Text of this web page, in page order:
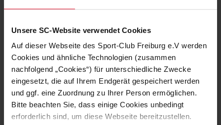
Unsere SC-Website verwendet Cookies
Auf dieser Webseite des Sport-Club Freiburg e.V werden
Cookies und ähnliche Technologien (zusammen
nachfolgend „Cookies“) für unterschiedliche Zwecke
eingesetzt, die auf Ihrem Endgerät gespeichert werden
und ggf. eine Zuordnung zu Ihrer Person ermöglichen.
Bitte beachten Sie, dass einige Cookies unbedingt
erforderlich sind, um diese Webseite bereitzustellen.
ZUR ANMELDUNG
NOCH FRAGEN?
0761-38551-0